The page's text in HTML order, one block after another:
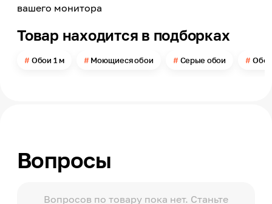
Цвет
Номер цвета
Длина
10000
Хорошая
вашего монитора
Товар находится в подборках
Обои 1 м Моющиеся обои Серые обои
Вопросы
Вопросов по товару пока нет. Станьте